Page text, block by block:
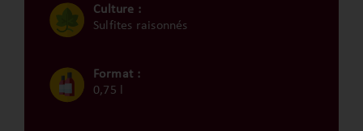
Culture :
Sulfites raisonnés
Format :
0,75 l